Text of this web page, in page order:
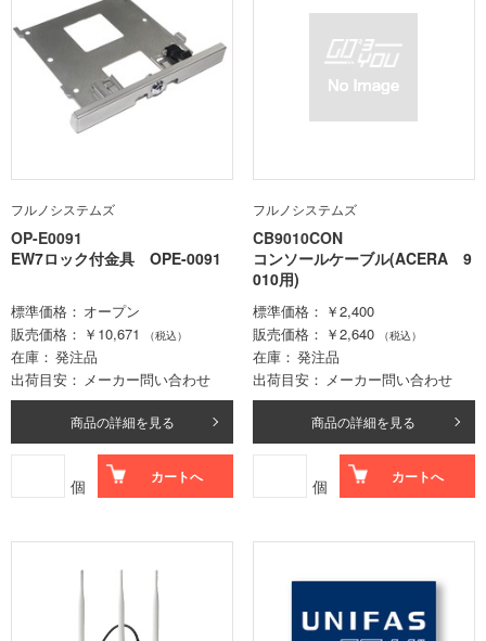
フルノシステムズ
OP-E0091
EW7ロック付金具 OPE-0091
標準価格
オープン
販売価格
￥10,671 （税込）
在庫
発注品
出荷目安
メーカー問い合わせ
商品の詳細を見る
個 カートへ
フルノシステムズ
CB9010CON
コンソールケーブル(ACERA 9
010用)
標準価格
￥2,400
販売価格
￥2,640 （税込）
在庫
発注品
出荷目安
メーカー問い合わせ
商品の詳細を見る
個 カートへ